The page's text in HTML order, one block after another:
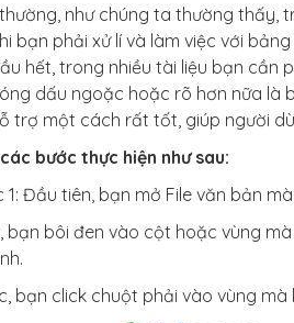
như chúng ta thường thấy,
bạn phải xử lí và làm việc với
hết, trong nhiều tài liệu bạn
dấu ngoặc hoặc rõ hơn nữa là
trợ một cách rất tốt, giúp người
bước thực hiện như sau:
1: Đầu tiên, bạn mở File văn bản
bạn bôi đen vào cột hoặc vùng
bạn click chuột phải vào vùng